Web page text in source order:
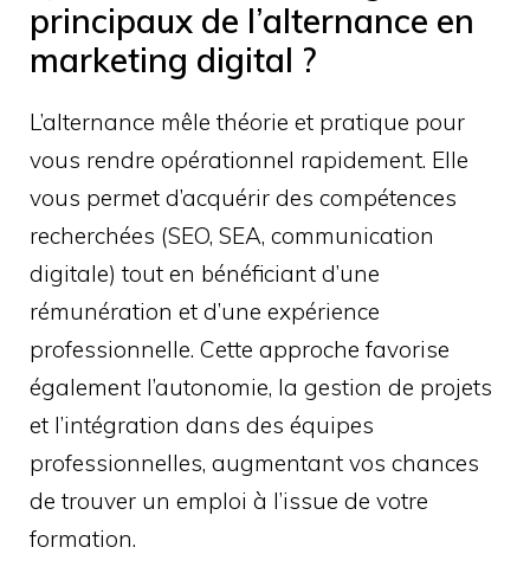
principaux de l’alternance en
marketing digital ?
L’alternance mêle théorie et pratique pour
vous rendre opérationnel rapidement. Elle
vous permet d’acquérir des compétences
recherchées (SEO, SEA, communication
digitale) tout en bénéficiant d’une
rémunération et d’une expérience
professionnelle. Cette approche favorise
également l’autonomie, la gestion de projets
et l’intégration dans des équipes
professionnelles, augmentant vos chances
de trouver un emploi à l’issue de votre
formation.